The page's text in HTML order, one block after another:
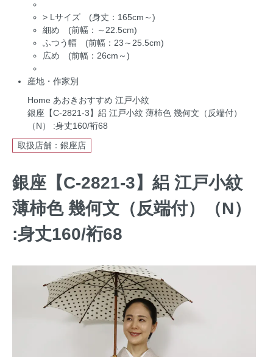
> Lサイズ (身丈：165cm～)
細め (前幅：～22.5cm)
ふつう幅 (前幅：23～25.5cm)
広め (前幅：26cm～)
産地・作家別
Home あおきおすすめ 江戸小紋
銀座【C-2821-3】絽 江戸小紋 薄柿色 幾何文（反端付）
（N） :身丈160/裄68
取扱店舗：銀座店
銀座【C-2821-3】絽 江戸小紋
薄柿色 幾何文（反端付）（N）
:身丈160/裄68